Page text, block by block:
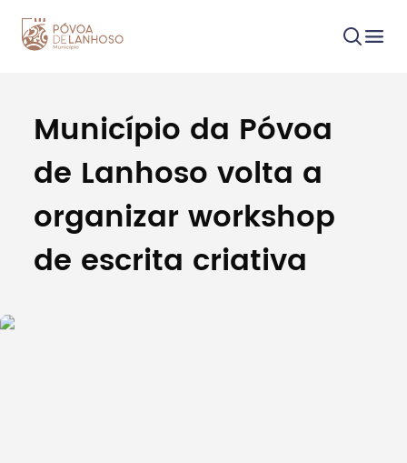
Procurar
Tipo de conteúdo
Município da Póvoa
de Lanhoso volta a
organizar workshop
de escrita criativa